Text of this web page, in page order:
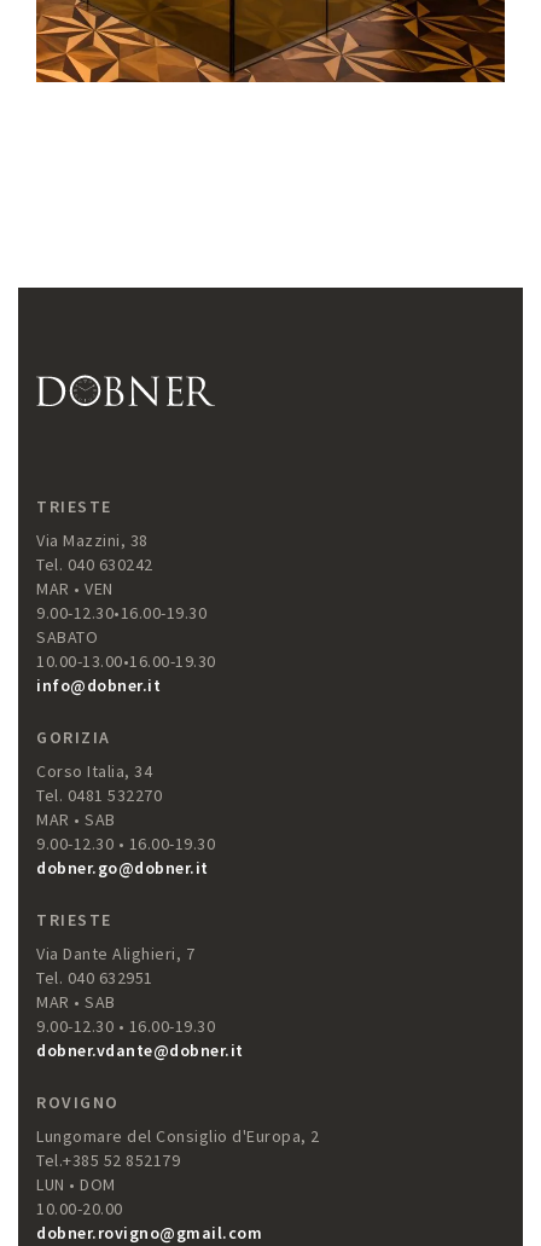
TRIESTE
Via Mazzini, 38
Tel. 040 630242
MAR • VEN
9.00-12.30•16.00-19.30
SABATO
10.00-13.00•16.00-19.30
info@dobner.it
GORIZIA
Corso Italia, 34
Tel. 0481 532270
MAR • SAB
9.00-12.30 • 16.00-19.30
dobner.go@dobner.it
TRIESTE
Via Dante Alighieri, 7
Tel. 040 632951
MAR • SAB
9.00-12.30 • 16.00-19.30
dobner.vdante@dobner.it
ROVIGNO
Lungomare del Consiglio d'Europa, 2
Tel.+385 52 852179
LUN • DOM
10.00-20.00
dobner.rovigno@gmail.com